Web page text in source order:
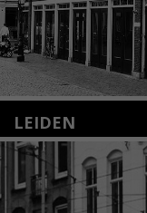
LEIDEN
Nieuwstraat 35
2312 KA Leiden
+31(0)71 – 52 84 480
info@kunsthuisleiden.nl